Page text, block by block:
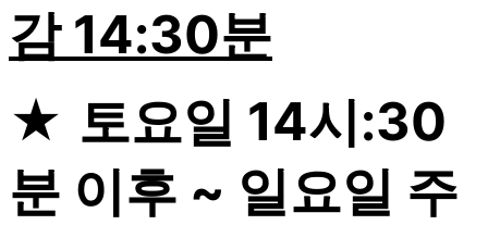
감 14:30분
★ 토요일 14시:30
분 이후 ~ 일요일 주